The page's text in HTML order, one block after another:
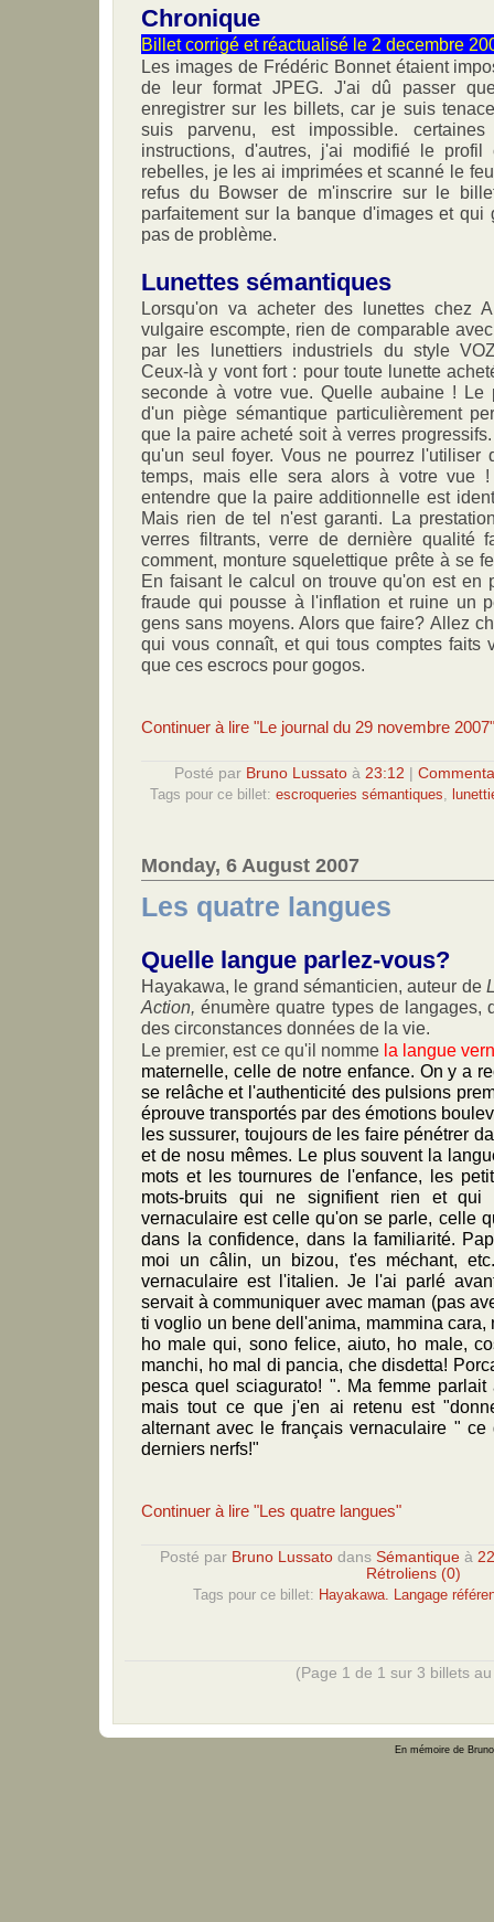
Chronique
Billet corrigé et réactualisé le 2 decembre
Les images de Frédéric Bonnet étaient
de leur format JPEG. J'ai dû passer
enregistrer sur les billets, car je suis
suis parvenu, est impossible.
instructions, d'autres, j'ai modifié le profil
rebelles, je les ai imprimées et scanné le
refus du Bowser de m'inscrire sur le
parfaitement sur la banque d'images et qui
pas de problème.
Lunettes sémantiques
Lorsqu'on va acheter des lunettes chez
vulgaire escompte, rien de comparable
par les lunettiers industriels du style
Ceux-là y vont fort : pour toute lunette
seconde à votre vue. Quelle aubaine ! Le
d'un piège sémantique particulièrement
que la paire acheté soit à verres
qu'un seul foyer. Vous ne pourrez l'utiliser
temps, mais elle sera alors à votre vue
entendre que la paire additionnelle est
Mais rien de tel n'est garanti. La
verres filtrants, verre de dernière qualité
comment, monture squelettique prête à se
En faisant le calcul on trouve qu'on est en
fraude qui pousse à l'inflation et ruine un
gens sans moyens. Alors que faire? Allez
qui vous connaît, et qui tous comptes faits
que ces escrocs pour gogos.
Continuer à lire "Le journal du 29 novembre 2007"
Posté par Bruno Lussatoà 23:12
Tags pour ce billet: escroqueries sémantiques
Monday, 6 August 2007
Les quatre langues
Quelle langue parlez-vous?
Hayakawa, le grand sémanticien, auteur de
Action,énumère quatre types de langages,
des circonstances données de la vie.
Le premier, est ce qu'il nomme la langue
maternelle, celle de notre enfance. On y a
se relâche et l'authenticité des pulsions
éprouve transportés par des émotions
les sussurer, toujours de les faire pénétrer
et de nosu mêmes. Le plus souvent la
mots et les tournures de l'enfance, les
mots-bruits qui ne signifient rien et qui
vernaculaire est celle qu'on se parle, celle
dans la confidence, dans la familiarité.
moi un câlin, un bizou, t'es méchant,
vernaculaire est l'italien. Je l'ai parlé
servait à communiquer avec maman (pas
ti voglio un bene dell'anima, mammina cara,
ho male qui, sono felice, aiuto, ho male,
manchi, ho mal di pancia, che disdetta!
pesca quel sciagurato! ". Ma femme
mais tout ce que j'en ai retenu est
alternant avec le français vernaculaire " ce
derniers nerfs!"
Continuer à lire "Les quatre langues"
Posté par Bruno Lussato dans Sémantique à
Rétroliens (0)
Tags pour ce billet: Hayakawa. Langage
(Page 1 de 1 sur 3 billets
En mémoire de